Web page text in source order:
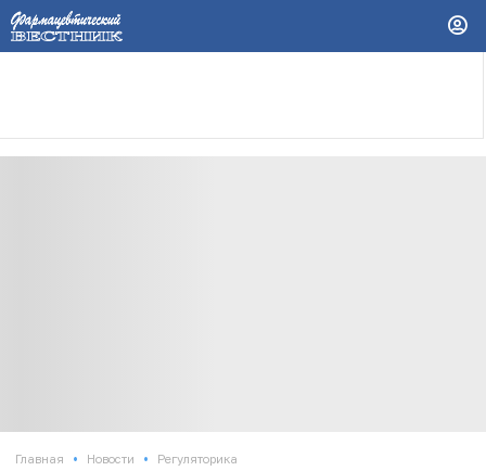
Главная • Новости • Регуляторика